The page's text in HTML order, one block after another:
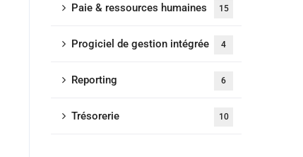
Paie & ressources humaines 15
Progiciel de gestion intégrée 4
Reporting 6
Trésorerie 10